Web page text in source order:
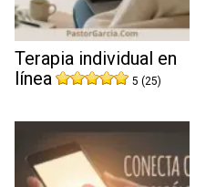
Terapia individual en
línea
5 (25)